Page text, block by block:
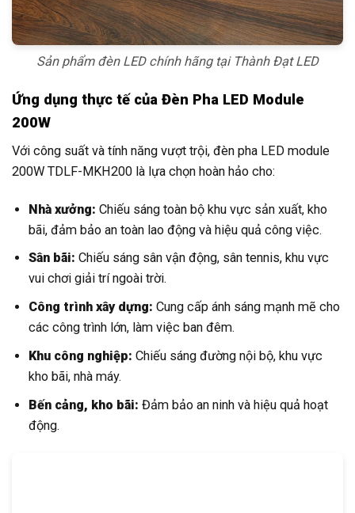
Sản phẩm đèn LED chính hãng tại Thành Đạt LED
Ứng dụng thực tế của Đèn Pha LED Module
200W
Với công suất và tính năng vượt trội, đèn pha LED module
200W TDLF-MKH200 là lựa chọn hoàn hảo cho:
Nhà xưởng: Chiếu sáng toàn bộ khu vực sản xuất, kho
bãi, đảm bảo an toàn lao động và hiệu quả công việc.
Sân bãi: Chiếu sáng sân vận động, sân tennis, khu vực
vui chơi giải trí ngoài trời.
Công trình xây dựng: Cung cấp ánh sáng mạnh mẽ cho
các công trình lớn, làm việc ban đêm.
Khu công nghiệp: Chiếu sáng đường nội bộ, khu vực
kho bãi, nhà máy.
Bến cảng, kho bãi: Đảm bảo an ninh và hiệu quả hoạt
động.